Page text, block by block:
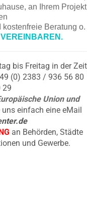
an Ihrem Projekt
Beratung o.
bis Freitag in der Zeit
(0) 2383 / 936 56 80
29
Union und
uns einfach eine eMail
an Behörden, Städte
und Gewerbe.